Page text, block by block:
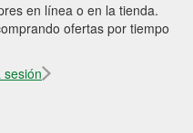
en línea o en la tienda.
ofertas por tiempo
sesión